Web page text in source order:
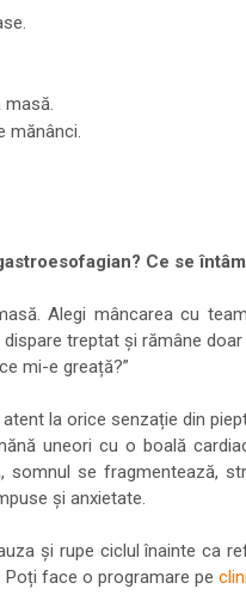
masă.
mănânci.
Ce se
Alegi mâncarea cu
treptat și rămâne
mi-e greață?”
la orice senzație din
uneori cu o boală
somnul se fragmentează,
și anxietate.
și rupe ciclul înainte ca
face o programare pe